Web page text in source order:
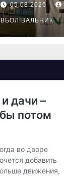
05.08.2026
ВБОЛІВАЛЬНИК